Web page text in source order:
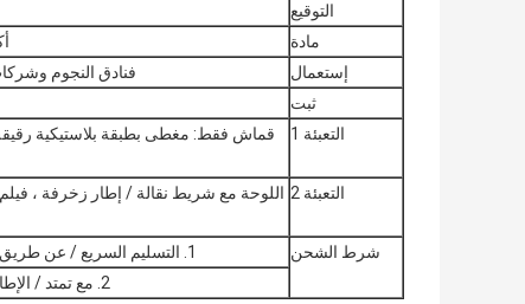
التوقيع
مادة
إستعمال
فنادق النجوم
ثبت
التعبئة 1
قماش فقط: مغطى بطبقة بلاستيكية
التعبئة 2
اللوحة مع شريط نقالة / إطار زخرفة ،
شرط الشحن
1. التسليم السريع / عن طريق الجو للقماش فقط أو كمية صغيرة ؛من الباب الى الباب.
2. مع تمتد / الإطار في طلب بالجملة ، نحن السفن عادة عن طريق البحر.